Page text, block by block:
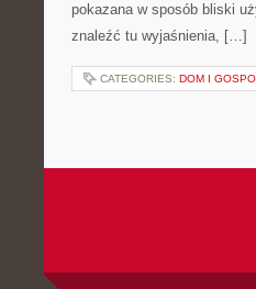
pokazana w sposób bliski
znaleźć tu wyjaśnienia, […]
CATEGORIES: DOM I